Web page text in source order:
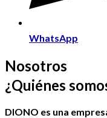
WhatsApp
Nosotros
¿Quiénes
DIONO es una